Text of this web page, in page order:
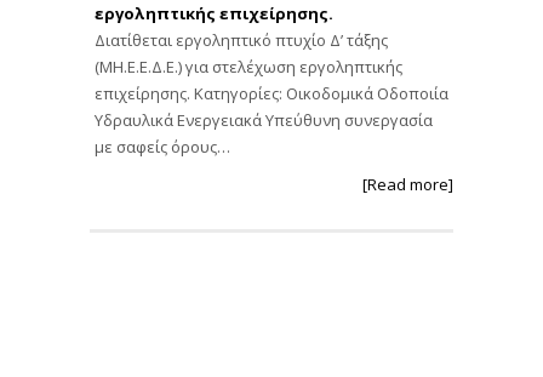
εργοληπτικής επιχείρησης.
Διατίθεται εργοληπτικό πτυχίο Δ’ τάξης
(ΜΗ.Ε.Ε.Δ.Ε.) για στελέχωση εργοληπτικής
επιχείρησης. Κατηγορίες: Οικοδομικά Οδοποιία
Υδραυλικά Ενεργειακά Υπεύθυνη συνεργασία
με σαφείς όρους…
[Read more]